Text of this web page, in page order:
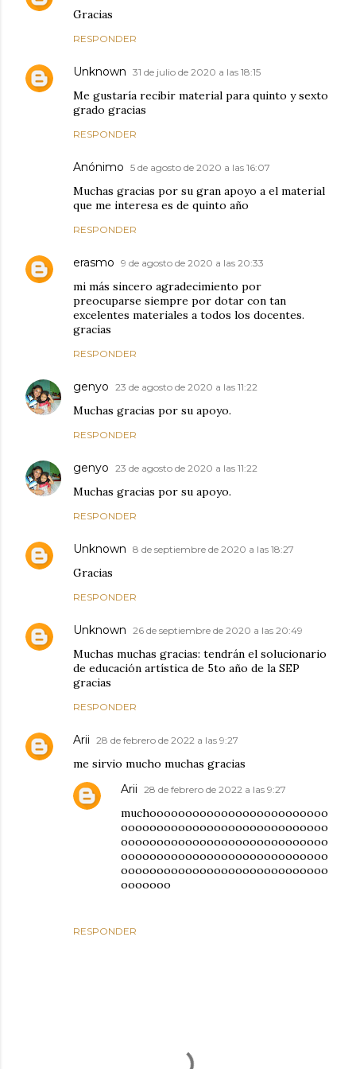
Gracias
RESPONDER
Unknown 31 de julio de 2020 a las 18:15
Me gustaría recibir material para quinto y sexto
grado gracias
RESPONDER
Anónimo 5 de agosto de 2020 a las 16:07
Muchas gracias por su gran apoyo a el material
que me interesa es de quinto año
RESPONDER
erasmo 9 de agosto de 2020 a las 20:33
mi más sincero agradecimiento por
preocuparse siempre por dotar con tan
excelentes materiales a todos los docentes.
gracias
RESPONDER
genyo 23 de agosto de 2020 a las 11:22
Muchas gracias por su apoyo.
RESPONDER
genyo 23 de agosto de 2020 a las 11:22
Muchas gracias por su apoyo.
RESPONDER
Unknown 8 de septiembre de 2020 a las 18:27
Gracias
RESPONDER
Unknown 26 de septiembre de 2020 a las 20:49
Muchas muchas gracias: tendrán el solucionario
de educación artística de 5to año de la SEP
gracias
RESPONDER
Arii 28 de febrero de 2022 a las 9:27
me sirvio mucho muchas gracias
RESPONDER
Arii 28 de febrero de 2022 a las 9:27
muchooooooooooooooooooooooooo
ooooooooooooooooooooooooooooo
ooooooooooooooooooooooooooooo
ooooooooooooooooooooooooooooo
ooooooooooooooooooooooooooooo
ooooooo